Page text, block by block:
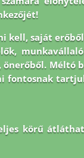
kell, saját
Méltó
fontosnak
körű